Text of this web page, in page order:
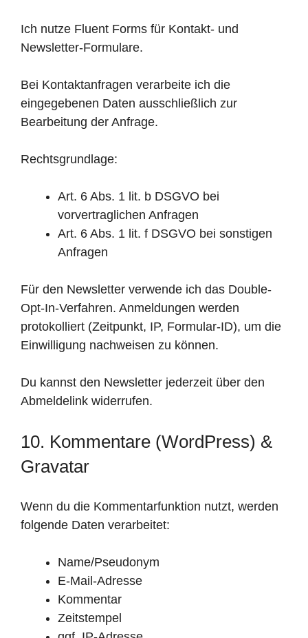
Ich nutze Fluent Forms für Kontakt- und
Newsletter-Formulare.
Bei Kontaktanfragen verarbeite ich die
eingegebenen Daten ausschließlich zur
Bearbeitung der Anfrage.
Rechtsgrundlage:
Art. 6 Abs. 1 lit. b DSGVO bei
vorvertraglichen Anfragen
Art. 6 Abs. 1 lit. f DSGVO bei sonstigen
Anfragen
Für den Newsletter verwende ich das Double-
Opt-In-Verfahren. Anmeldungen werden
protokolliert (Zeitpunkt, IP, Formular-ID), um die
Einwilligung nachweisen zu können.
Du kannst den Newsletter jederzeit über den
Abmeldelink widerrufen.
10. Kommentare (WordPress) &
Gravatar
Wenn du die Kommentarfunktion nutzt, werden
folgende Daten verarbeitet:
Name/Pseudonym
E-Mail-Adresse
Kommentar
Zeitstempel